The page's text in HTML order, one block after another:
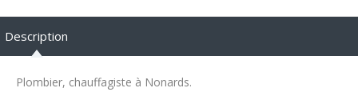
Description
Plombier, chauffagiste à Nonards.